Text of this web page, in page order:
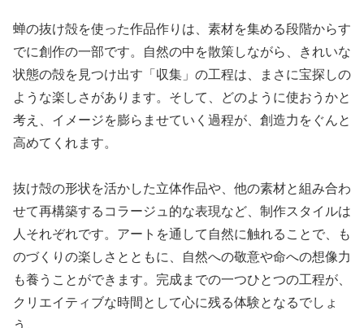
蝉の抜け殻を使った作品作りは、素材を集める段階からす
でに創作の一部です。自然の中を散策しながら、きれいな
状態の殻を見つけ出す「収集」の工程は、まさに宝探しの
ような楽しさがあります。そして、どのように使おうかと
考え、イメージを膨らませていく過程が、創造力をぐんと
高めてくれます。
抜け殻の形状を活かした立体作品や、他の素材と組み合わ
せて再構築するコラージュ的な表現など、制作スタイルは
人それぞれです。アートを通して自然に触れることで、も
のづくりの楽しさとともに、自然への敬意や命への想像力
も養うことができます。完成までの一つひとつの工程が、
クリエイティブな時間として心に残る体験となるでしょ